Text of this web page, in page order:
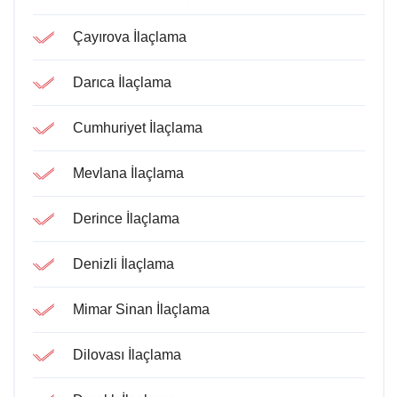
Çayırova İlaçlama
Darıca İlaçlama
Cumhuriyet İlaçlama
Mevlana İlaçlama
Derince İlaçlama
Denizli İlaçlama
Mimar Sinan İlaçlama
Dilovası İlaçlama